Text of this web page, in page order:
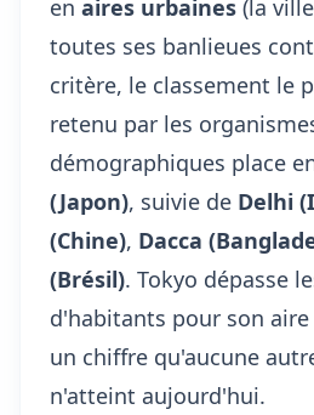
en aires urbaines (la
toutes ses banlieues
critère, le classement le
retenu par les
démographiques place
(Japon), suivie de Delhi
(Chine), Dacca
(Brésil). Tokyo dépasse
d'habitants pour son
un chiffre qu'aucune
n'atteint aujourd'hui.